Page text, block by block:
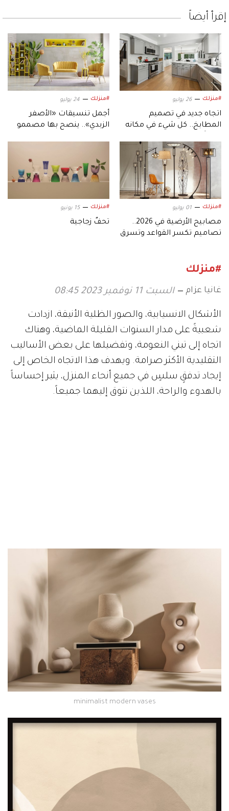
إقرأ أيضاً
#منزلك 26 يوليو
اتجاه جديد في تصميم
المطابخ.. كل شيء في مكانه
#منزلك 24 يوليو
أجمل تنسيقات «الأصفر
الزبدي».. ينصح بها مصممو
#منزلك 01 يوليو
مصابيح الأرضية في 2026..
تصاميم تكسر القواعد وتسرق
#منزلك 15 يونيو
تحفٌ زجاجية
#منزلك
غانيا عزام السبت 11 نوفمبر 2023 08:45
الأشكال الانسيابية، والصور الظلية الأنيقة، ازدادت
شعبيةً على مدار السنوات القليلة الماضية، وهناك
اتجاه إلى تبني النعومة، وتفضيلها على بعض الأساليب
التقليدية الأكثر صرامة. ويهدف هذا الاتجاه الخاص إلى
إيجاد تدفقٍ سلسٍ في جميع أنحاء المنزل، يثير إحساساً
بالهدوء والراحة، اللذين نتوق إليهما جميعاً.
minimalist modern vases